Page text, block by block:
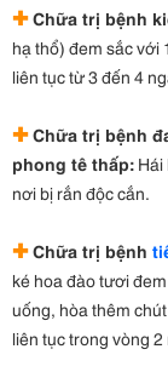
✚Chữa trị bệnh
hạ thổ) đem sắc với
liên tục từ 3 đến 4
✚Chữa trị bệnh
phong tê thấp:
nơi bị rắn độc cắn.
✚Chữa trị bệnh
ké hoa đào tươi
uống, hòa thêm
liên tục trong vòng 2